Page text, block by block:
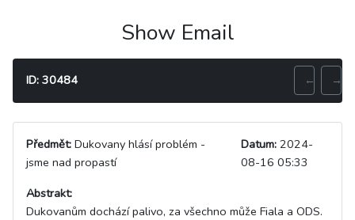
Show Email
ID: 30484 ← →
Předmět: Dukovany hlásí problém -
jsme nad propastí
Datum:2024-
08-16 05:33
Abstrakt:
Dukovanům dochází palivo, za všechno může Fiala a ODS.